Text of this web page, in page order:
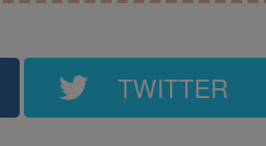
TWITTER